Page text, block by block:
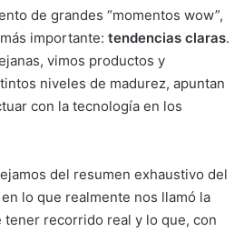
de grandes “momentos wow”,
importante: tendencias claras.
vimos productos y
niveles de madurez, apuntan
con la tecnología en los
del resumen exhaustivo del
lo que realmente nos llamó la
tener recorrido real y lo que, con